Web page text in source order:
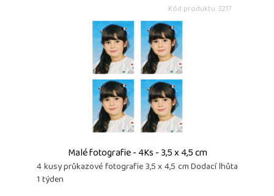
Kód produktu: 3217
Malé fotografie - 4Ks - 3,5 x 4,5 cm
4 kusy průkazové fotografie 3,5 x 4,5 cm Dodací lhůta
1 týden